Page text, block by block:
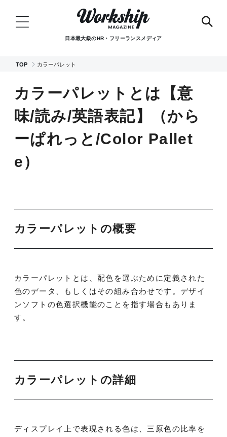
日本最大級のHR・フリーランスメディア
TOP カラーパレット
カラーパレットとは【意
味/読み/英語表記】（から
ーぱれっと/Color Pallet
e）
カラーパレットの概要
カラーパレットとは、配色を選ぶために定義された
色のデータ、もしくはその組み合わせです。デザイ
ンソフトの色選択機能のことを指す場合もありま
す。
カラーパレットの詳細
ディスプレイ上で表現される色は、三原色の比率を